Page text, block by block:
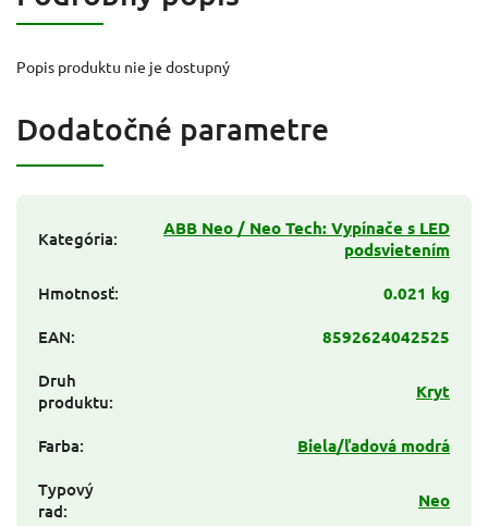
Popis produktu nie je dostupný
Dodatočné parametre
Kategória:
ABB Neo / Neo Tech: Vypínače s LED
podsvietením
Hmotnosť:
0.021 kg
EAN:
8592624042525
Druh
produktu: Kryt
Farba:
Biela/ľadová modrá
Typový
rad: Neo